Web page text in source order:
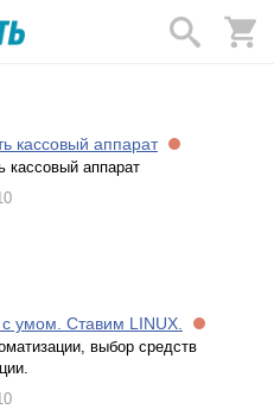
кассовый аппарат
кассовый аппарат
умом. Ставим LINUX.
выбор средств